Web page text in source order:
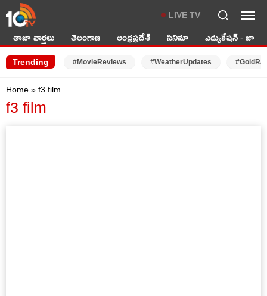
LIVE TV
తాజా వార్తలు తెలంగాణ ఆంధ్రప్రదేశ్ సినిమా ఎడ్యుకేషన్ - జాబ్స్
Trending #MovieReviews #WeatherUpdates
Home » f3 film
f3 film